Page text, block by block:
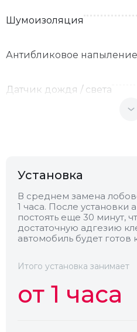
Шумоизоляция
Антибликовое напыление
Датчик дождя / света
Теплопоглощающее
Обогрев
Камера
Установка
В среднем замена
1 часа. После установки
постоять еще 30 минут,
достаточную адгезию
автомобиль будет готов
Итого установка занимает
от 1 часа